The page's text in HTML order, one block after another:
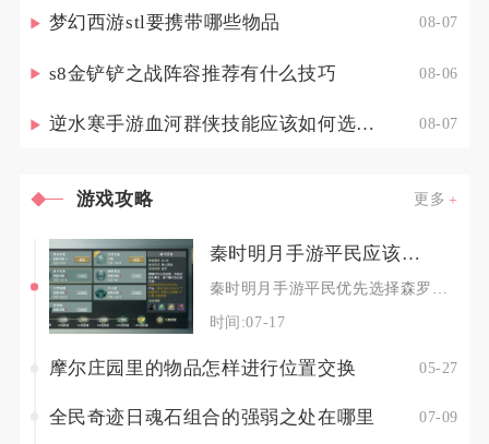
梦幻西游stl要携带哪些物品 08-07
s8金铲铲之战阵容推荐有什么技巧 08-06
逆水寒手游血河群侠技能应该如何选择调整 08-07
游戏攻略 更多
秦时明月手游平民应该选择哪些弟子来提升自身的竞争力
秦时明月手游平民优先选择森罗大司命、赤霄刘季、霸道田虎、太虚月神、荼蘼田蜜五位核心弟子构建
时间:07-17
摩尔庄园里的物品怎样进行位置交换 05-27
全民奇迹日魂石组合的强弱之处在哪里 07-09